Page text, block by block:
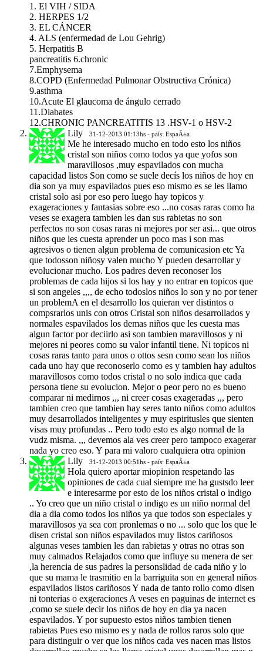
1. El VIH / SIDA
2. HERPES 1/2
3. EL CÁNCER
4. ALS (enfermedad de Lou Gehrig)
5. Herpatitis B
pancreatitis 6.chronic
7.Emphysema
8.COPD (Enfermedad Pulmonar Obstructiva Crónica)
9.asthma
10.Acute El glaucoma de ángulo cerrado
11.Diabates
12.CHRONIC PANCREATITIS 13 .HSV-1 o HSV-2
Lily
31-12-2013 01:13hs - país: EspaÃ±a
Me he interesado mucho en todo esto los niños
cristal son niños como todos ya que yofos son
maravillosos ,muy espavilados con mucha
capacidad listos Son como se suele decís los niños de hoy en
dia son ya muy espavilados pues eso mismo es se les llamo
cristal solo asi por eso pero luego hay topicos y
exageraciones y fantasias sobre eso ...no cosas raras como ha
veses se exagera tambien les dan sus rabietas no son
perfectos no son cosas raras ni mejores por ser asi... que otros
niños que les cuesta aprender un poco mas i son mas
agresivos o tienen algun problema de comunicasion etc Ya
que todosson niñosy valen mucho Y pueden desarrollar y
evolucionar mucho. Los padres deven reconoser los
problemas de cada hijos si los hay y no entrar en topicos que
si son angeles ,,,, de echo todoslos niños lo son y no por tener
un problemA en el desarrollo los quieran ver distintos o
compsrarlos unis con otros Cristal son niños desarrollados y
normales espavilados los demas niños que les cuesta mas
algun factor por deciirlo asi son tambien maravillosos y ni
mejores ni peores como su valor infantil tiene. Ni topicos ni
cosas raras tanto para unos o ottos sesn como sean los niños
cada uno hay que reconoserlo como es y tambien hay adultos
maravillosos como todos cristal o no solo indica que cada
persona tiene su evolucion. Mejor o peor pero no es bueno
comparar ni medirnos ,,, ni creer cosas exageradas ,,, pero
tambien creo que tambien hay seres tanto niños como adultos
muy desarrollados inteligentes y muy espiritusles que sienten
visas muy profundas .. Pero todo esto es algo normal de la
vudz misma. ,,, devemos ala ves creer pero tampoco exagerar
nada yo creo eso. Y para mi valoro cualquiera otra opinion
Lily
31-12-2013 00:51hs - país: EspaÃ±a
Hola quiero aportar miopinion respetando las
opiniones de cada cual siempre me ha gustsdo leer
e interesarme por esto de los niños cristal o indigo
.. Yo creo que un niño cristal o indigo es un niño normal del
dia a dia como todos los niños ya que todos son especiales y
maravillosos ya sea con pronlemas o no ... solo que los que le
disen cristal son niños espavilados muy listos cariñosos
algunas veses tambien les dan rabietas y otras no otras son
muy calmados Relajados como que influye su menera de ser
,la herencia de sus padres la personslidad de cada niño y lo
que su mama le trasmitio en la barriguita son en general niños
espavilados listos cariñosos Y nada de tanto rollo como disen
ni tonterias o exgeraciones A veses en paguinas de internet es
,como se suele decir los niños de hoy en dia ya nacen
espavilados. Y por supuesto estos niños tambien tienen
rabietas Pues eso mismo es y nada de rollos raros solo que
para distinguir o ver que los niños cada ves nacen mas listos